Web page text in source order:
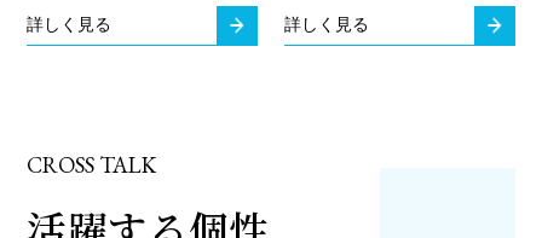
詳しく見る 詳しく見る
CROSS TALK